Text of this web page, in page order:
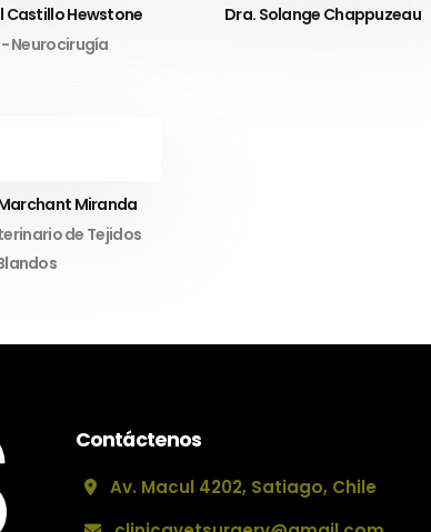
Castillo Hewstone
Neurocirugía
Dra. Solange Chappuzeau
Miranda
de Tejidos
Contáctenos
Av. Macul 4202, Satiago, Chile